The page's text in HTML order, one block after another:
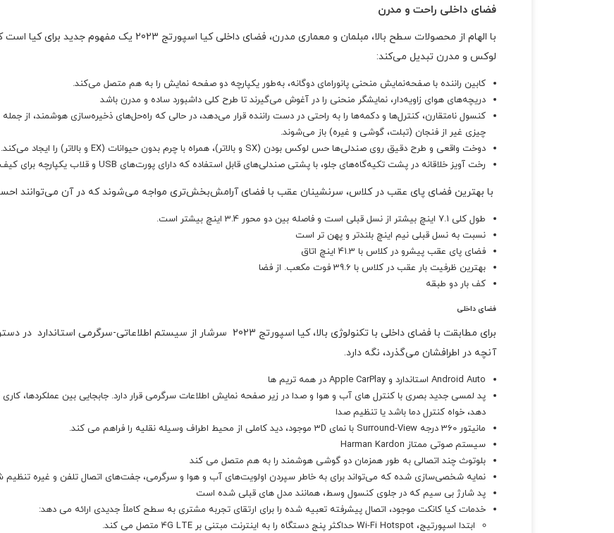
فضای داخلی راحت و مدرن
با الهام از محصولات سطح بالا، مبلمان و معماری مدرن، فضای
لوکس و مدرن تبدیل می‌کند:
کابین راننده با صفحه‌نمایش منحنی پانورامای دوگانه، به‌طور یکپارچه دو صفحه نمایش را به هم متصل می‌کند.
دریچه‌های هوای زاویه‌دار، نمایشگر منحنی را در آغوش می‌گیرند تا طرح کلی داشبورد ساده و مدرن باشد
کنسول نامتقارن، کنترل‌ها و دکمه‌ها را به راحتی در دست راننده قرار می‌دهد، در حالی که راه‌حل‌های ذخیره‌سازی هوشمند، از
چیزی غیر از فنجان (تبلت، گوشی و غیره) باز می‌شوند.
دوخت واقعی و طرح دقیق روی صندلی‌ها حس لوکس بودن (SX و بالاتر)، همراه با چرم بدون حیوانات (EX و بالاتر) را ایجاد می‌کند.
رخت آویز خلاقانه در پشت تکیه‌گاه‌های جلو، با پشتی صندلی‌های قابل استفاده که دارای پورت‌های USB و قلاب یکپارچه برای کیف‌های خرید یا سازمان‌دهی کابل‌های شارژ است.
با بهترین فضای پای عقب در کلاس، سرنشینان عقب با فضای آرامش‌بخش‌تری مواجه می‌شوند که در آن می‌توانند
طول کلی 7.1 اینچ بیشتر از نسل قبلی است و فاصله بین دو محور 3.4 اینچ بیشتر است.
نسبت به نسل قبلی نیم اینچ بلندتر و پهن تر است
فضای پای عقب پیشرو در کلاس با 41.3 اینچ اتاق
بهترین ظرفیت بار عقب در کلاس با 39.6 فوت مکعب. از فضا
کف بار دو طبقه
فضای داخلی
برای مطابقت با فضای داخلی با تکنولوژی بالا، کیا اسپورتج 2023 سرشار از سیستم
آنچه در اطرافشان می‌گذرد، نگه دارد.
Android Auto استاندارد و Apple CarPlay در همه تریم ها
پد لمسی جدید بصری با کنترل های آب و هوا و صدا در زیر صفحه نمایش اطلاعات سرگرمی قرار دارد. جابجایی بین عملکردها،
دهد، خواه کنترل دما باشد یا تنظیم صدا
مانیتور 360 درجه Surround-View با نمای 3D موجود، دید کاملی از محیط اطراف وسیله نقلیه را فراهم می کند.
سیستم صوتی ممتاز Harman Kardon
بلوتوث چند اتصالی به طور همزمان دو گوشی هوشمند را به هم متصل می کند
نمایه شخصی‌سازی شده که می‌تواند برای به خاطر سپردن اولویت‌های آب و هوا و سرگرمی، جفت‌های اتصال تلفن و غیره تنظیم
پد شارژ بی سیم که در جلوی کنسول وسط، همانند مدل های قبلی شده است
خدمات کیا کانکت موجود، اتصال پیشرفته تعبیه شده را برای ارتقای تجربه مشتری به سطح کاملاً جدیدی ارائه می دهد:
ابتدا اسپورتیج، Wi-Fi Hotspot حداکثر پنج دستگاه را به اینترنت مبتنی بر 4G LTE متصل می کند.